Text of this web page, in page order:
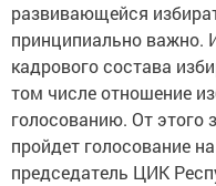
развивающейся
принципиально важно.
кадрового состава
том числе отношение
голосованию. От этого
пройдет голосование
председатель ЦИК